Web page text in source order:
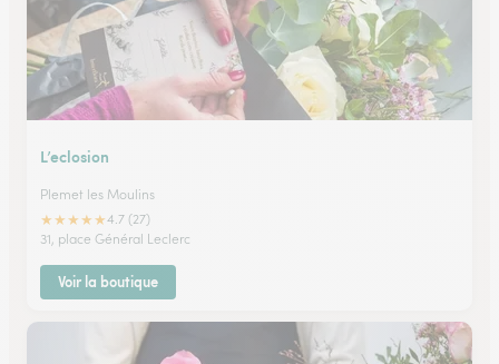
L’eclosion
Plemet les Moulins
★★★★★4.7 (27)
31, place Général Leclerc
Voir la boutique